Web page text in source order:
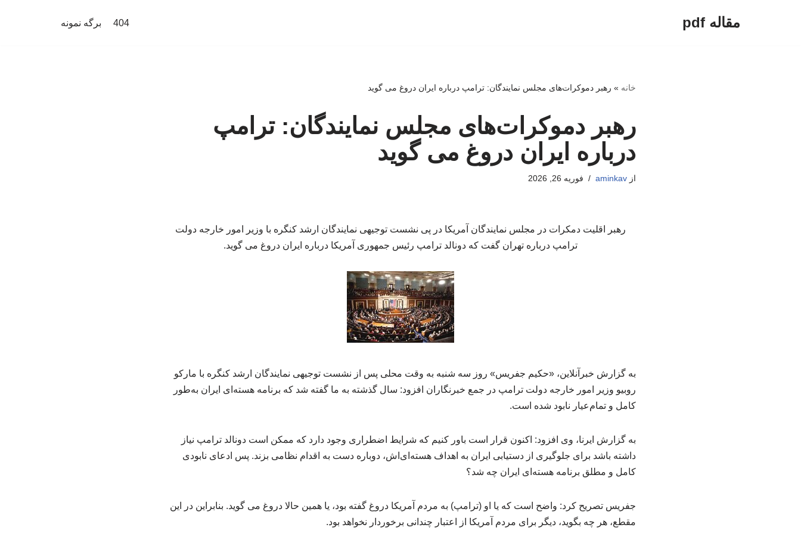
مقاله pdf 404 برگه نمونه
خانه » رهبر دموکرات‌های مجلس نمایندگان: ترامپ درباره ایران دروغ می گوید
رهبر دموکرات‌های مجلس نمایندگان: ترامپ
درباره ایران دروغ می گوید
ازaminkav فوریه 26, 2026
رهبر اقلیت دمکرات در مجلس نمایندگان آمریکا در پی نشست توجیهی نمایندگان ارشد کنگره با وزیر امور خارجه دولت
ترامپ درباره تهران گفت که دونالد ترامپ رئیس جمهوری آمریکا درباره ایران دروغ می گوید.
به گزارش خبرآنلاین، «حکیم جفریس» روز سه شنبه به وقت محلی پس از نشست توجیهی نمایندگان ارشد کنگره با مارکو
روبیو وزیر امور خارجه دولت ترامپ در جمع خبرنگاران افزود: سال گذشته به ما گفته شد که برنامه هسته‌ای ایران به‌طور
کامل و تمام‌عیار نابود شده است.
به گزارش ایرنا، وی افزود: اکنون قرار است باور کنیم که شرایط اضطراری‌ وجود دارد که ممکن است دونالد ترامپ نیاز
داشته باشد برای جلوگیری از دستیابی ایران به اهداف هسته‌ای‌اش، دوباره دست به اقدام نظامی بزند. پس ادعای نابودی
کامل و مطلق برنامه هسته‌ای ایران چه شد؟
جفریس تصریح کرد: واضح است که یا او (ترامپ) به مردم آمریکا دروغ گفته بود، یا همین حالا دروغ می گوید. بنابراین در این
مقطع، هر چه بگوید، دیگر برای مردم آمریکا از اعتبار چندانی برخوردار نخواهد بود.